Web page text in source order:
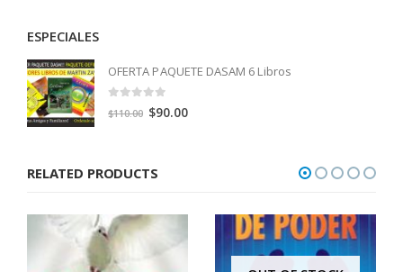
ESPECIALES
OFERTA PAQUETE DASAM 6 Libros
out of 5
$110.00 Original
$110.00.
$90.00Current
RELATED PRODUCTS